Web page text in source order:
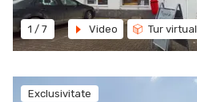
1 / 7 Video Tur virtual
Exclusivitate